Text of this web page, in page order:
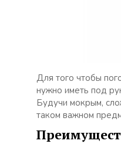
Для того чтобы
нужно иметь под
Будучи мокрым,
таком важном